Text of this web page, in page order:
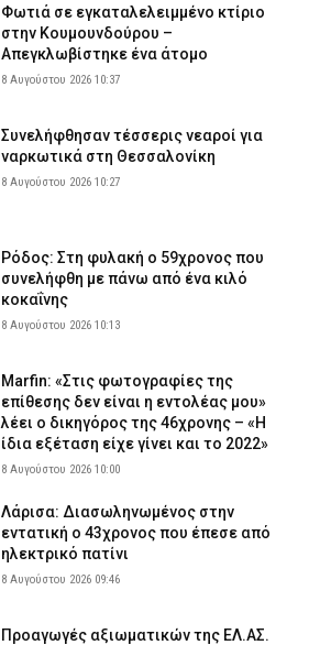
Φωτιά σε εγκαταλελειμμένο κτίριο
στην Κουμουνδούρου –
Απεγκλωβίστηκε ένα άτομο
8 Αυγούστου 2026 10:37
Συνελήφθησαν τέσσερις νεαροί για
ναρκωτικά στη Θεσσαλονίκη
8 Αυγούστου 2026 10:27
Ρόδος: Στη φυλακή ο 59χρονος που
συνελήφθη με πάνω από ένα κιλό
κοκαΐνης
8 Αυγούστου 2026 10:13
Marfin: «Στις φωτογραφίες της
επίθεσης δεν είναι η εντολέας μου»
λέει ο δικηγόρος της 46χρονης – «Η
ίδια εξέταση είχε γίνει και το 2022»
8 Αυγούστου 2026 10:00
Λάρισα: Διασωληνωμένος στην
εντατική ο 43χρονος που έπεσε από
ηλεκτρικό πατίνι
8 Αυγούστου 2026 09:46
Προαγωγές αξιωματικών της ΕΛ.ΑΣ.